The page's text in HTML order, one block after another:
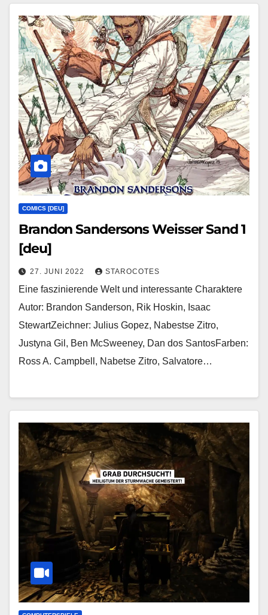
COMICS [DEU]
Brandon Sandersons Weisser Sand 1
[deu]
27. JUNI 2022 STAROCOTES
Eine faszinierende Welt und interessante Charaktere
Autor: Brandon Sanderson, Rik Hoskin, Isaac
StewartZeichner: Julius Gopez, Nabestse Zitro,
Justyna Gil, Ben McSweeney, Dan dos SantosFarben:
Ross A. Campbell, Nabetse Zitro, Salvatore…